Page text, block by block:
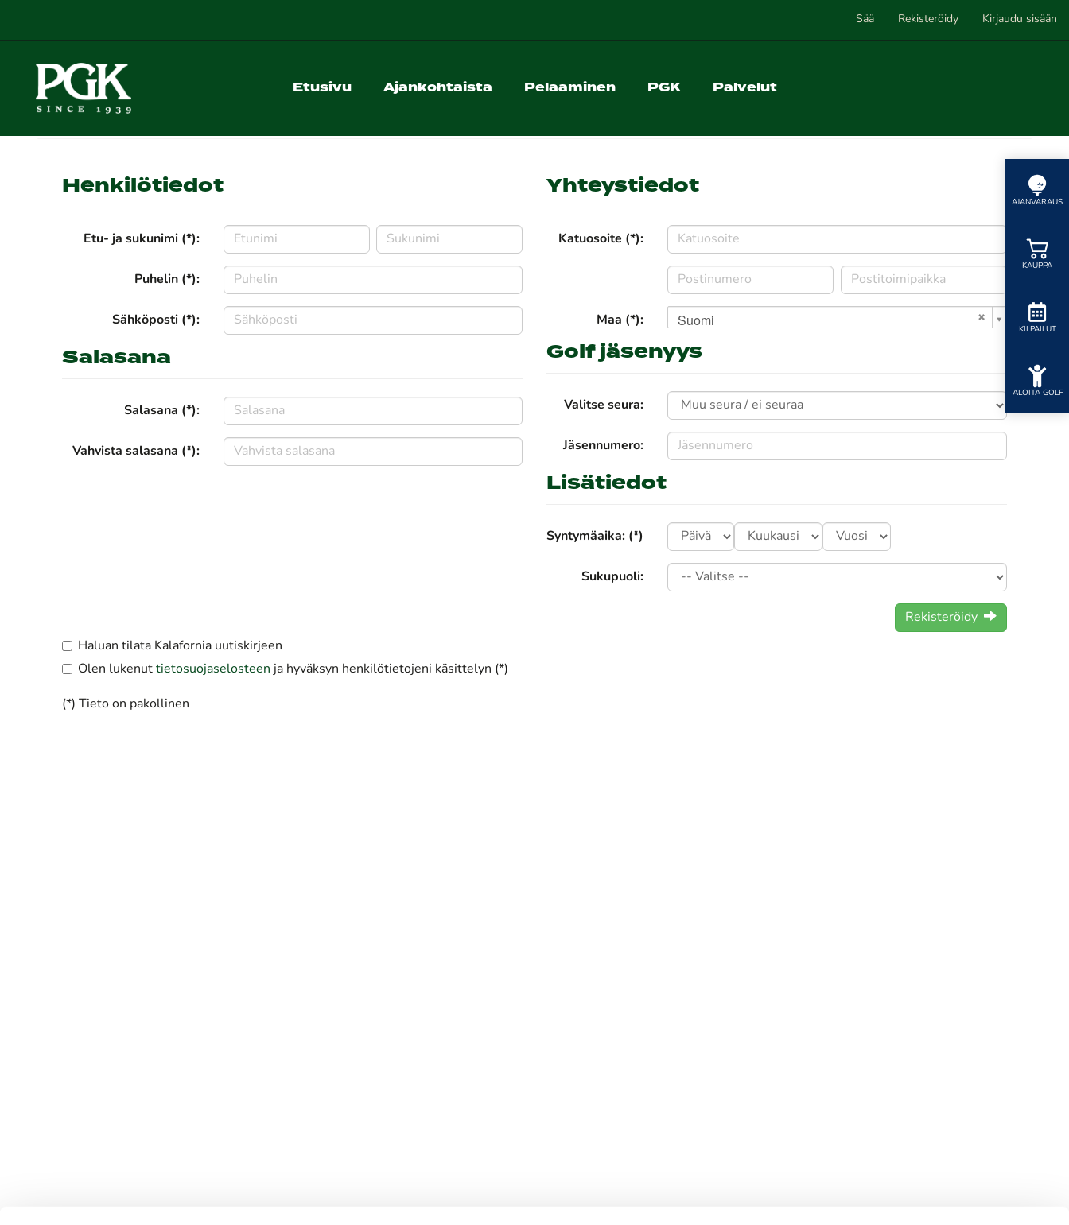
Sää Rekisteröidy Kirjaudu sisään
Etusivu Ajankohtaista Pelaaminen PGK Palvelut
AJANVARAUS
KAUPPA
KILPAILUT
ALOITA GOLF
Henkilötiedot
Etu- ja sukunimi (*):
Puhelin (*):
Sähköposti (*):
Salasana
Salasana (*):
Vahvista salasana (*):
Yhteystiedot
Katuosoite (*):
Maa (*): Suomi
Golf jäsenyys
Valitse seura:
Jäsennumero:
Lisätiedot
Syntymäaika: (*)
Sukupuoli:
Rekisteröidy
Haluan tilata Kalafornia uutiskirjeen
Olen lukenut tietosuojaselosteen ja hyväksyn henkilötietojeni käsittelyn (*)
(*) Tieto on pakollinen